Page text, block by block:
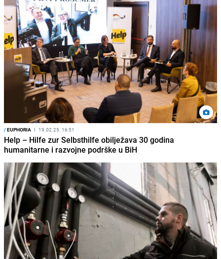
/EUPHORIA I 19.02.25. 16:51
Help – Hilfe zur Selbsthilfe obilježava 30 godina
humanitarne i razvojne podrške u BiH